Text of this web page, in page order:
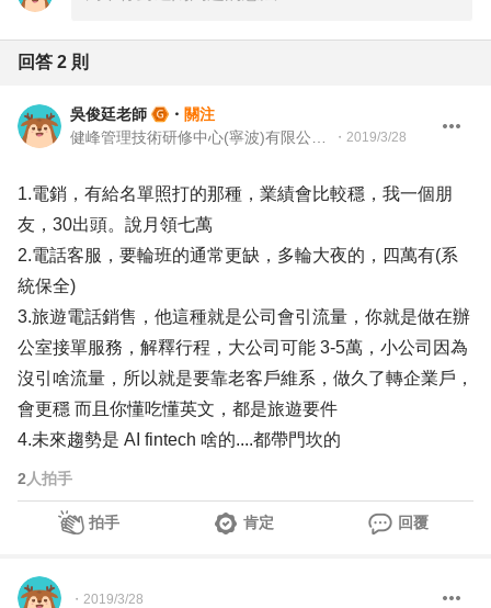
回答 2 則
吳俊廷老師 ・ 關注
・ 2019/3/28
1.電銷，有給名單照打的那種，業績會比較穩，我一個朋
友，30出頭。說月領七萬
2.電話客服，要輪班的通常更缺，多輪大夜的，四萬有(系
統保全)
3.旅遊電話銷售，他這種就是公司會引流量，你就是做在辦
公室接單服務，解釋行程，大公司可能 3-5萬，小公司因為
沒引啥流量，所以就是要靠老客戶維系，做久了轉企業戶，
會更穩 而且你懂吃懂英文，都是旅遊要件
4.未來趨勢是 AI fintech 啥的....都帶門坎的
2 人拍手
拍手 肯定 回覆
・ 2019/3/28